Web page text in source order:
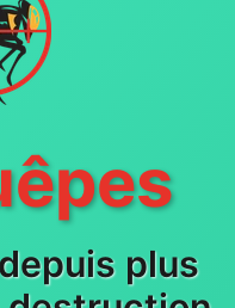
plus